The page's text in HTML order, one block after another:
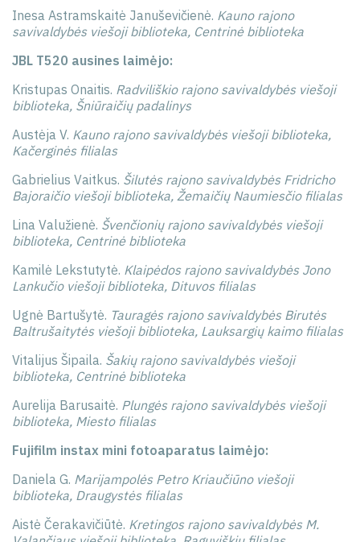
Inesa Astramskaitė Januševičienė. Kauno rajono
savivaldybės viešoji biblioteka, Centrinė biblioteka
JBL T520 ausines laimėjo:
Kristupas Onaitis. Radviliškio rajono savivaldybės viešoji
biblioteka, Šniūraičių padalinys
Austėja V. Kauno rajono savivaldybės viešoji biblioteka,
Kačerginės filialas
Gabrielius Vaitkus. Šilutės rajono savivaldybės Fridricho
Bajoraičio viešoji biblioteka, Žemaičių Naumiesčio filialas
Lina Valužienė. Švenčionių rajono savivaldybės viešoji
biblioteka, Centrinė biblioteka
Kamilė Lekstutytė. Klaipėdos rajono savivaldybės Jono
Lankučio viešoji biblioteka, Dituvos filialas
Ugnė Bartušytė. Tauragės rajono savivaldybės Birutės
Baltrušaitytės viešoji biblioteka, Lauksargių kaimo filialas
Vitalijus Šipaila. Šakių rajono savivaldybės viešoji
biblioteka, Centrinė biblioteka
Aurelija Barusaitė. Plungės rajono savivaldybės viešoji
biblioteka, Miesto filialas
Fujifilm instax mini fotoaparatus laimėjo:
Daniela G. Marijampolės Petro Kriaučiūno viešoji
biblioteka, Draugystės filialas
Aistė Čerakavičiūtė. Kretingos rajono savivaldybės M.